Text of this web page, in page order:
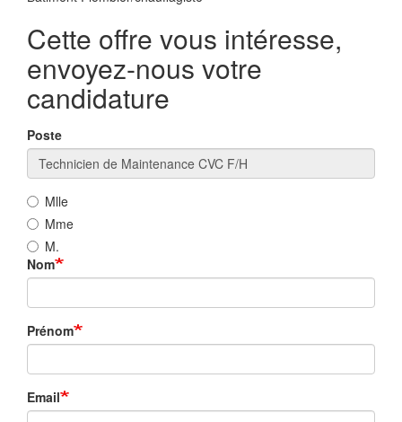
Cette offre vous intéresse,
envoyez-nous votre
candidature
Poste
Mlle
Mme
M.
Nom
Prénom
Email